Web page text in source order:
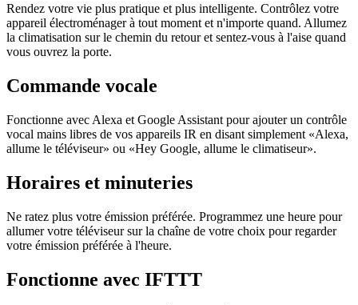
Rendez votre vie plus pratique et plus intelligente. Contrôlez votre
appareil électroménager à tout moment et n'importe quand. Allumez
la climatisation sur le chemin du retour et sentez-vous à l'aise quand
vous ouvrez la porte.
Commande vocale
Fonctionne avec Alexa et Google Assistant pour ajouter un contrôle
vocal mains libres de vos appareils IR en disant simplement «Alexa,
allume le téléviseur» ou «Hey Google, allume le climatiseur».
Horaires et minuteries
Ne ratez plus votre émission préférée. Programmez une heure pour
allumer votre téléviseur sur la chaîne de votre choix pour regarder
votre émission préférée à l'heure.
Fonctionne avec IFTTT